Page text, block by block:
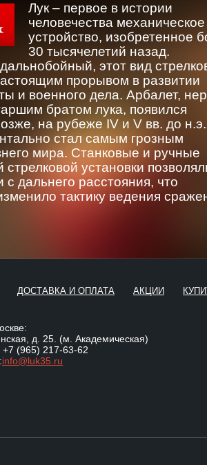
Лук – первое в истории
человечества механическое
устройство, изобретенное
30 тысячелетий назад.
этот вид
прорывом в развитии
и военного дела. Арбалет,
братом лука, появился
на рубеже IV и V вв. до
стал самым грозным
мира. Станковые и ручные
стрелковой установки
с дальнего расстояния, что
тактику ведения
ДОСТАВКА И ОПЛАТА АКЦИИ
д. 25. (м. Академическая)
+7 (965) 217-63-62
info@luk35.ru